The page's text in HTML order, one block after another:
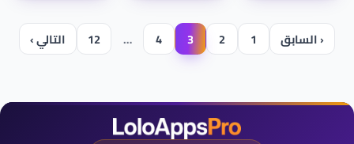
‹ السابق 1
2
3
4
…
12 التالي ›